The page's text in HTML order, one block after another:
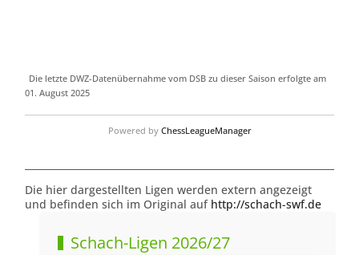
Die letzte DWZ-Datenübernahme vom DSB zu dieser Saison erfolgte am
01. August 2025
Powered by ChessLeagueManager
Die hier dargestellten Ligen werden extern angezeigt
und befinden sich im Original auf http://schach-swf.de
Schach-Ligen 2026/27